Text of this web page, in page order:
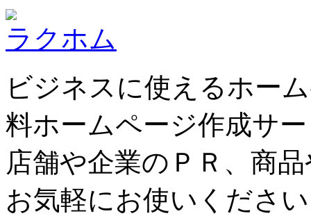
ラクホム
ビジネスに使えるホー
料ホームページ作成サ
店舗や企業のＰＲ、商
お気軽にお使いくださ